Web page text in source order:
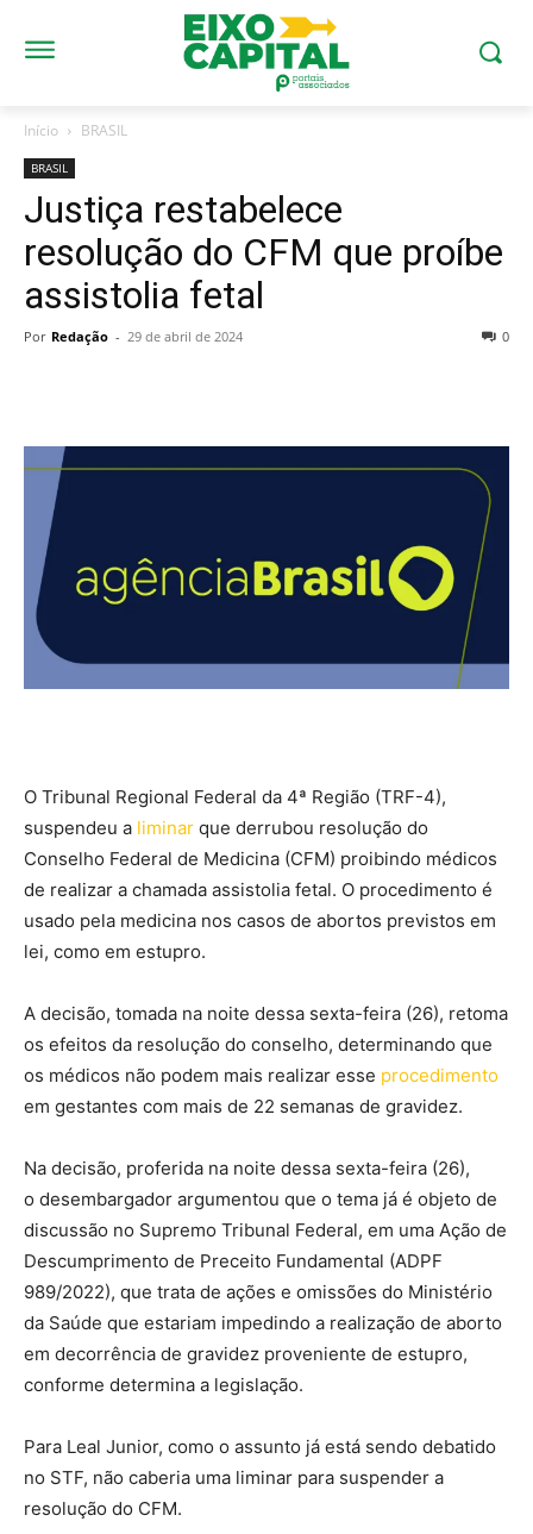
Início BRASIL
BRASIL
Justiça restabelece
resolução do CFM que proíbe
assistolia fetal
Por Redação - 29 de abril de 2024 0
O Tribunal Regional Federal da 4ª Região (TRF-4),
suspendeu a liminar que derrubou resolução do
Conselho Federal de Medicina (CFM) proibindo médicos
de realizar a chamada assistolia fetal. O procedimento é
usado pela medicina nos casos de abortos previstos em
lei, como em estupro.
A decisão, tomada na noite dessa sexta-feira (26), retoma
os efeitos da resolução do conselho, determinando que
os médicos não podem mais realizar esse procedimento
em gestantes com mais de 22 semanas de gravidez.
Na decisão, proferida na noite dessa sexta-feira (26),
o desembargador argumentou que o tema já é objeto de
discussão no Supremo Tribunal Federal, em uma Ação de
Descumprimento de Preceito Fundamental (ADPF
989/2022), que trata de ações e omissões do Ministério
da Saúde que estariam impedindo a realização de aborto
em decorrência de gravidez proveniente de estupro,
conforme determina a legislação.
Para Leal Junior, como o assunto já está sendo debatido
no STF, não caberia uma liminar para suspender a
resolução do CFM.